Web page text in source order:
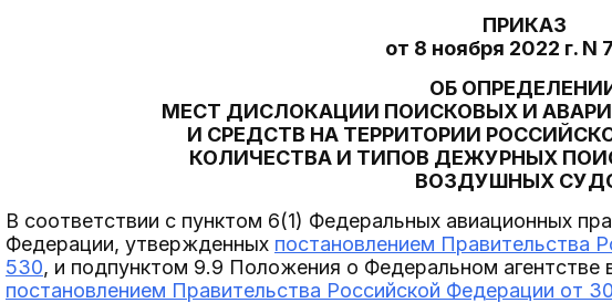
ПРИКАЗ
от 8 ноября 2022 г. N
ОБ
МЕСТ ДИСЛОКАЦИИ ПОИСКОВЫХ И
И СРЕДСТВ НА ТЕРРИТОРИИ
КОЛИЧЕСТВА И ТИПОВ ДЕЖУРНЫХ
ВОЗДУШНЫХ
В соответствии с пунктом 6(1) Федеральных авиационных
Федерации, утвержденных постановлением Правительства
530, и подпунктом 9.9 Положения о Федеральном агентстве
постановлением Правительства Российской Федерации от